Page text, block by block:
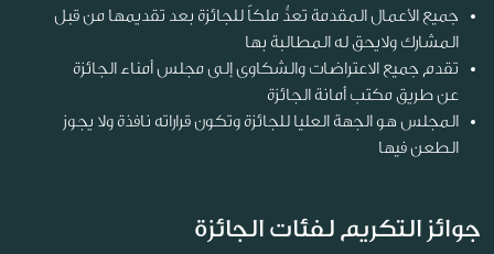
جميع الأعمال المقدمة تعدُّ ملكاً للجائزة بعد تقديمها من قبل
المشارك ولايحق له المطالبة بها
تقدم جميع الاعتراضات والشكاوى إلى مجلس أمناء الجائزة
عن طريق مكتب أمانة الجائزة
المجلس هو الجهة العليا للجائزة وتكون قراراته نافذة ولا يجوز
الطعن فيها
جوائز التكريم لفئات الجائزة